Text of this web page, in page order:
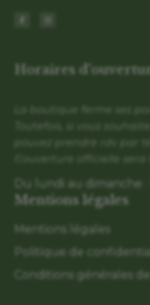
Horaires
Du lundi au dimanche :
Mentions légales
Mentions légales
Politique de
Conditions générales